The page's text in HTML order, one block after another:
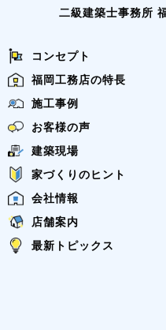
二級建築士事務所
コンセプト
福岡工務店の特長
施工事例
お客様の声
建築現場
家づくりのヒント
会社情報
店舗案内
最新トピックス